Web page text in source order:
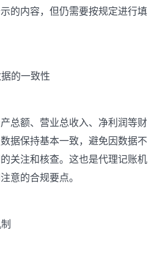
的内容，但仍需要按规定进行填
的一致性
总额、营业总收入、净利润等财
据保持基本一致，避免因数据不
关注和核查。这也是代理记账机
意的合规要点。